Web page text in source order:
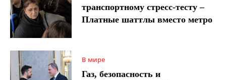
транспортному стресс-тесту –
Платные шаттлы вместо метро
В мире
Газ, безопасность и